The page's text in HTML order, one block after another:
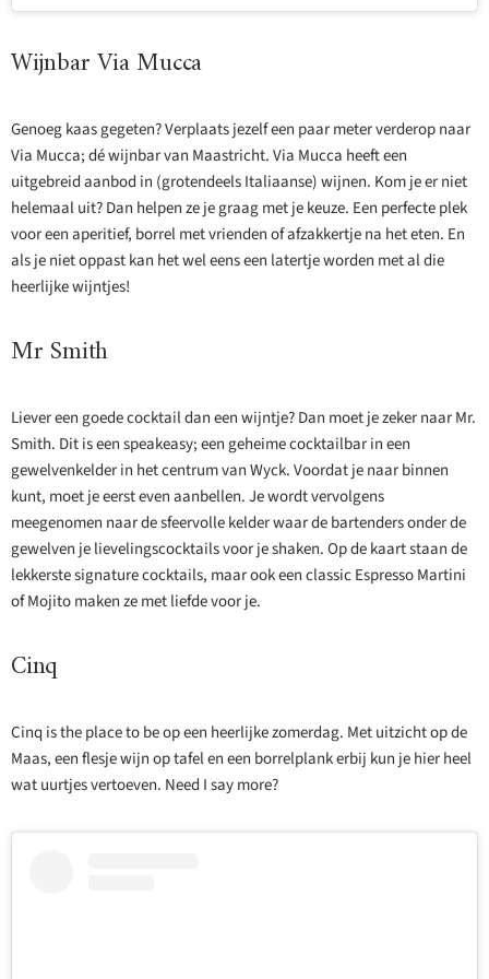
Wijnbar Via Mucca
Genoeg kaas gegeten? Verplaats jezelf een paar meter verderop naar
Via Mucca; dé wijnbar van Maastricht. Via Mucca heeft een
uitgebreid aanbod in (grotendeels Italiaanse) wijnen. Kom je er niet
helemaal uit? Dan helpen ze je graag met je keuze. Een perfecte plek
voor een aperitief, borrel met vrienden of afzakkertje na het eten. En
als je niet oppast kan het wel eens een latertje worden met al die
heerlijke wijntjes!
Mr Smith
Liever een goede cocktail dan een wijntje? Dan moet je zeker naar Mr.
Smith. Dit is een speakeasy; een geheime cocktailbar in een
gewelvenkelder in het centrum van Wyck. Voordat je naar binnen
kunt, moet je eerst even aanbellen. Je wordt vervolgens
meegenomen naar de sfeervolle kelder waar de bartenders onder de
gewelven je lievelingscocktails voor je shaken. Op de kaart staan de
lekkerste signature cocktails, maar ook een classic Espresso Martini
of Mojito maken ze met liefde voor je.
Cinq
Cinq is the place to be op een heerlijke zomerdag. Met uitzicht op de
Maas, een flesje wijn op tafel en een borrelplank erbij kun je hier heel
wat uurtjes vertoeven. Need I say more?